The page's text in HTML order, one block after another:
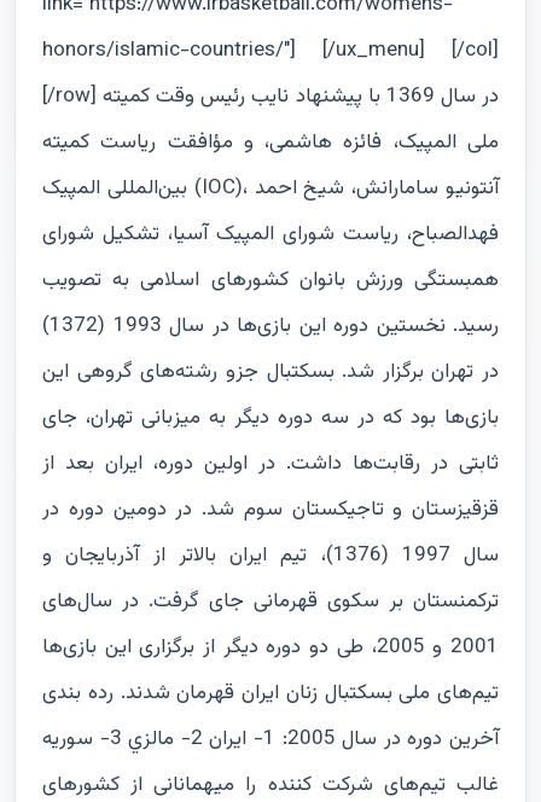
honors/islamic-countries/"] [/ux_menu] [/col]
[/row] در سال 1369 با پیشنهاد نایب رئیس وقت کمیته
ملی المپیک، فائزه هاشمی، و مؤافقت ریاست کمیته
بین‌المللی المپیک (IOC)، آنتونیو سامارانش، شیخ احمد
فهدالصباح، ریاست شورای المپیک آسیا، تشکیل شورای
همبستگی ورزش بانوان کشورهای اسلامی به تصویب
رسید. نخستین دوره این بازی‌ها در سال 1993 (1372)
در تهران برگزار شد. بسکتبال جزو رشته‌های گروهی این
بازی‌ها بود که در سه دوره دیگر به میزبانی تهران، جای
ثابتی در رقابت‌ها داشت. در اولین دوره، ایران بعد از
قزقیزستان و تاجیکستان سوم شد. در دومین دوره در
سال 1997 (1376)، تیم ایران بالاتر از آذربایجان و
ترکمنستان بر سکوی قهرمانی جای گرفت. در سال‌های
2001 و 2005، طی دو دوره دیگر از برگزاری این بازی‌ها
تیم‌های ملی بسکتبال زنان ایران قهرمان شدند. رده بندی
آخرین دوره در سال 2005: 1- ايران 2- مالزي 3- سوريه
غالب تیم‌های شرکت کننده را میهمانانی از کشورهای